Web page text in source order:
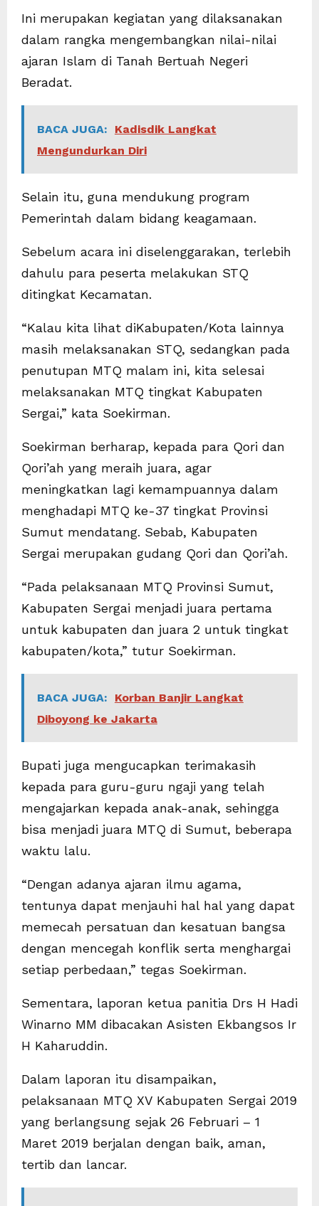
Ini merupakan kegiatan yang dilaksanakan
dalam rangka mengembangkan nilai-nilai
ajaran Islam di Tanah Bertuah Negeri
Beradat.
BACA JUGA:
Kadisdik Langkat
Mengundurkan Diri
Selain itu, guna mendukung program
Pemerintah dalam bidang keagamaan.
Sebelum acara ini diselenggarakan, terlebih
dahulu para peserta melakukan STQ
ditingkat Kecamatan.
“Kalau kita lihat diKabupaten/Kota lainnya
masih melaksanakan STQ, sedangkan pada
penutupan MTQ malam ini, kita selesai
melaksanakan MTQ tingkat Kabupaten
Sergai,” kata Soekirman.
Soekirman berharap, kepada para Qori dan
Qori’ah yang meraih juara, agar
meningkatkan lagi kemampuannya dalam
menghadapi MTQ ke-37 tingkat Provinsi
Sumut mendatang. Sebab, Kabupaten
Sergai merupakan gudang Qori dan Qori’ah.
“Pada pelaksanaan MTQ Provinsi Sumut,
Kabupaten Sergai menjadi juara pertama
untuk kabupaten dan juara 2 untuk tingkat
kabupaten/kota,” tutur Soekirman.
BACA JUGA:
Korban Banjir Langkat
Diboyong ke Jakarta
Bupati juga mengucapkan terimakasih
kepada para guru-guru ngaji yang telah
mengajarkan kepada anak-anak, sehingga
bisa menjadi juara MTQ di Sumut, beberapa
waktu lalu.
“Dengan adanya ajaran ilmu agama,
tentunya dapat menjauhi hal hal yang dapat
memecah persatuan dan kesatuan bangsa
dengan mencegah konflik serta menghargai
setiap perbedaan,” tegas Soekirman.
Sementara, laporan ketua panitia Drs H Hadi
Winarno MM dibacakan Asisten Ekbangsos Ir
H Kaharuddin.
Dalam laporan itu disampaikan,
pelaksanaan MTQ XV Kabupaten Sergai 2019
yang berlangsung sejak 26 Februari – 1
Maret 2019 berjalan dengan baik, aman,
tertib dan lancar.